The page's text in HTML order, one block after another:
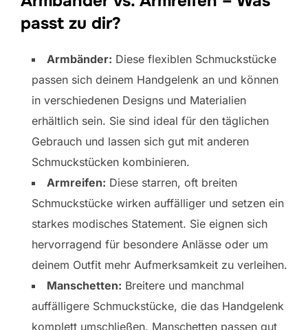
passt zu dir?
Armbänder: Diese flexiblen Schmuckstücke
passen sich deinem Handgelenk an und können
in verschiedenen Designs und Materialien
erhältlich sein. Sie sind ideal für den täglichen
Gebrauch und lassen sich gut mit anderen
Schmuckstücken kombinieren.
Armreifen: Diese starren, oft breiten
Schmuckstücke wirken auffälliger und setzen ein
starkes modisches Statement. Sie eignen sich
hervorragend für besondere Anlässe oder um
deinem Outfit mehr Aufmerksamkeit zu verleihen.
Manschetten: Breitere und manchmal
auffälligere Schmuckstücke, die das Handgelenk
komplett umschließen. Manschetten passen gut